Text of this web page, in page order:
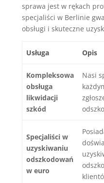
sprawa jest w rękach
specjaliści w Berlinie
obsługi i skuteczne
Usługa Opis
Kompleksowa
obsługa
likwidacji
szkód
Nasi
Specjaliści w
uzyskiwaniu
odszkodowań
w euro